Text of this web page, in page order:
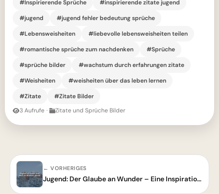
#Inspirierende Sprüche
#inspirierende zitate jugend
#jugend
#jugend fehler bedeutung sprüche
#Lebensweisheiten
#liebevolle lebensweisheiten teilen
#romantische sprüche zum nachdenken
#Sprüche
#sprüche bilder
#wachstum durch erfahrungen zitate
#Weisheiten
#weisheiten über das leben lernen
#Zitate
#Zitate Bilder
3 Aufrufe · Zitate und Sprüche Bilder
← VORHERIGES
Jugend: Der Glaube an Wunder – Eine Inspiration für die Seele